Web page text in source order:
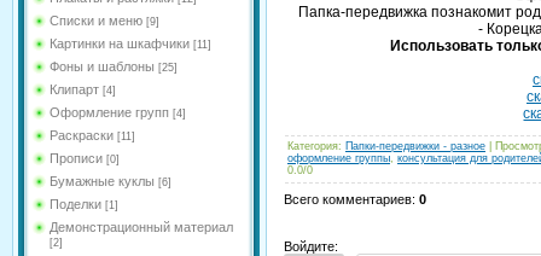
Списки и меню [9]
Картинки на шкафчики [11]
Фоны и шаблоны [25]
Клипарт [4]
Оформление групп [4]
Раскраски [11]
Прописи [0]
Бумажные куклы [6]
Поделки [1]
Демонстрационный материал
[2]
Папка-передвижка познакомит
-
Использовать
Категория: Папки-передвижки - разное
оформление группы, консультация для
0.0/0
Всего комментариев: 0
Войдите: